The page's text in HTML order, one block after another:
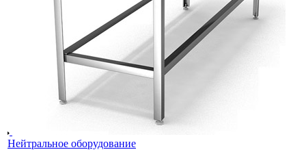
Нейтральное оборудование